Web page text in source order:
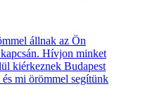
állnak az Ön
kapcsán. Hívjon minket
kiérkeznek Budapest
mi örömmel segítünk